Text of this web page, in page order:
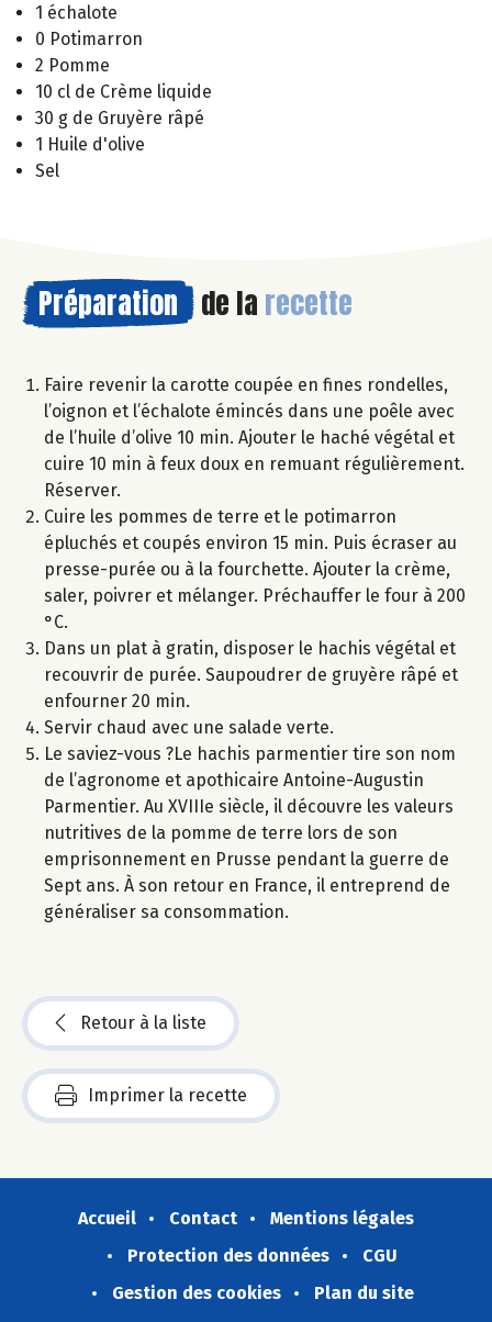
1 échalote
0 Potimarron
2 Pomme
10 cl de Crème liquide
30 g de Gruyère râpé
1 Huile d'olive
Sel
Préparation de la recette
Faire revenir la carotte coupée en fines rondelles,
l’oignon et l’échalote émincés dans une poêle avec
de l’huile d’olive 10 min. Ajouter le haché végétal et
cuire 10 min à feux doux en remuant régulièrement.
Réserver.
Cuire les pommes de terre et le potimarron
épluchés et coupés environ 15 min. Puis écraser au
presse-purée ou à la fourchette. Ajouter la crème,
saler, poivrer et mélanger. Préchauffer le four à 200
°C.
Dans un plat à gratin, disposer le hachis végétal et
recouvrir de purée. Saupoudrer de gruyère râpé et
enfourner 20 min.
Servir chaud avec une salade verte.
Le saviez-vous ?Le hachis parmentier tire son nom
de l’agronome et apothicaire Antoine-Augustin
Parmentier. Au XVIIIe siècle, il découvre les valeurs
nutritives de la pomme de terre lors de son
emprisonnement en Prusse pendant la guerre de
Sept ans. À son retour en France, il entreprend de
généraliser sa consommation.
Retour à la liste
Imprimer la recette
Accueil Contact
Mentions légales
Protection des données
CGU
Gestion des cookies
Plan du site